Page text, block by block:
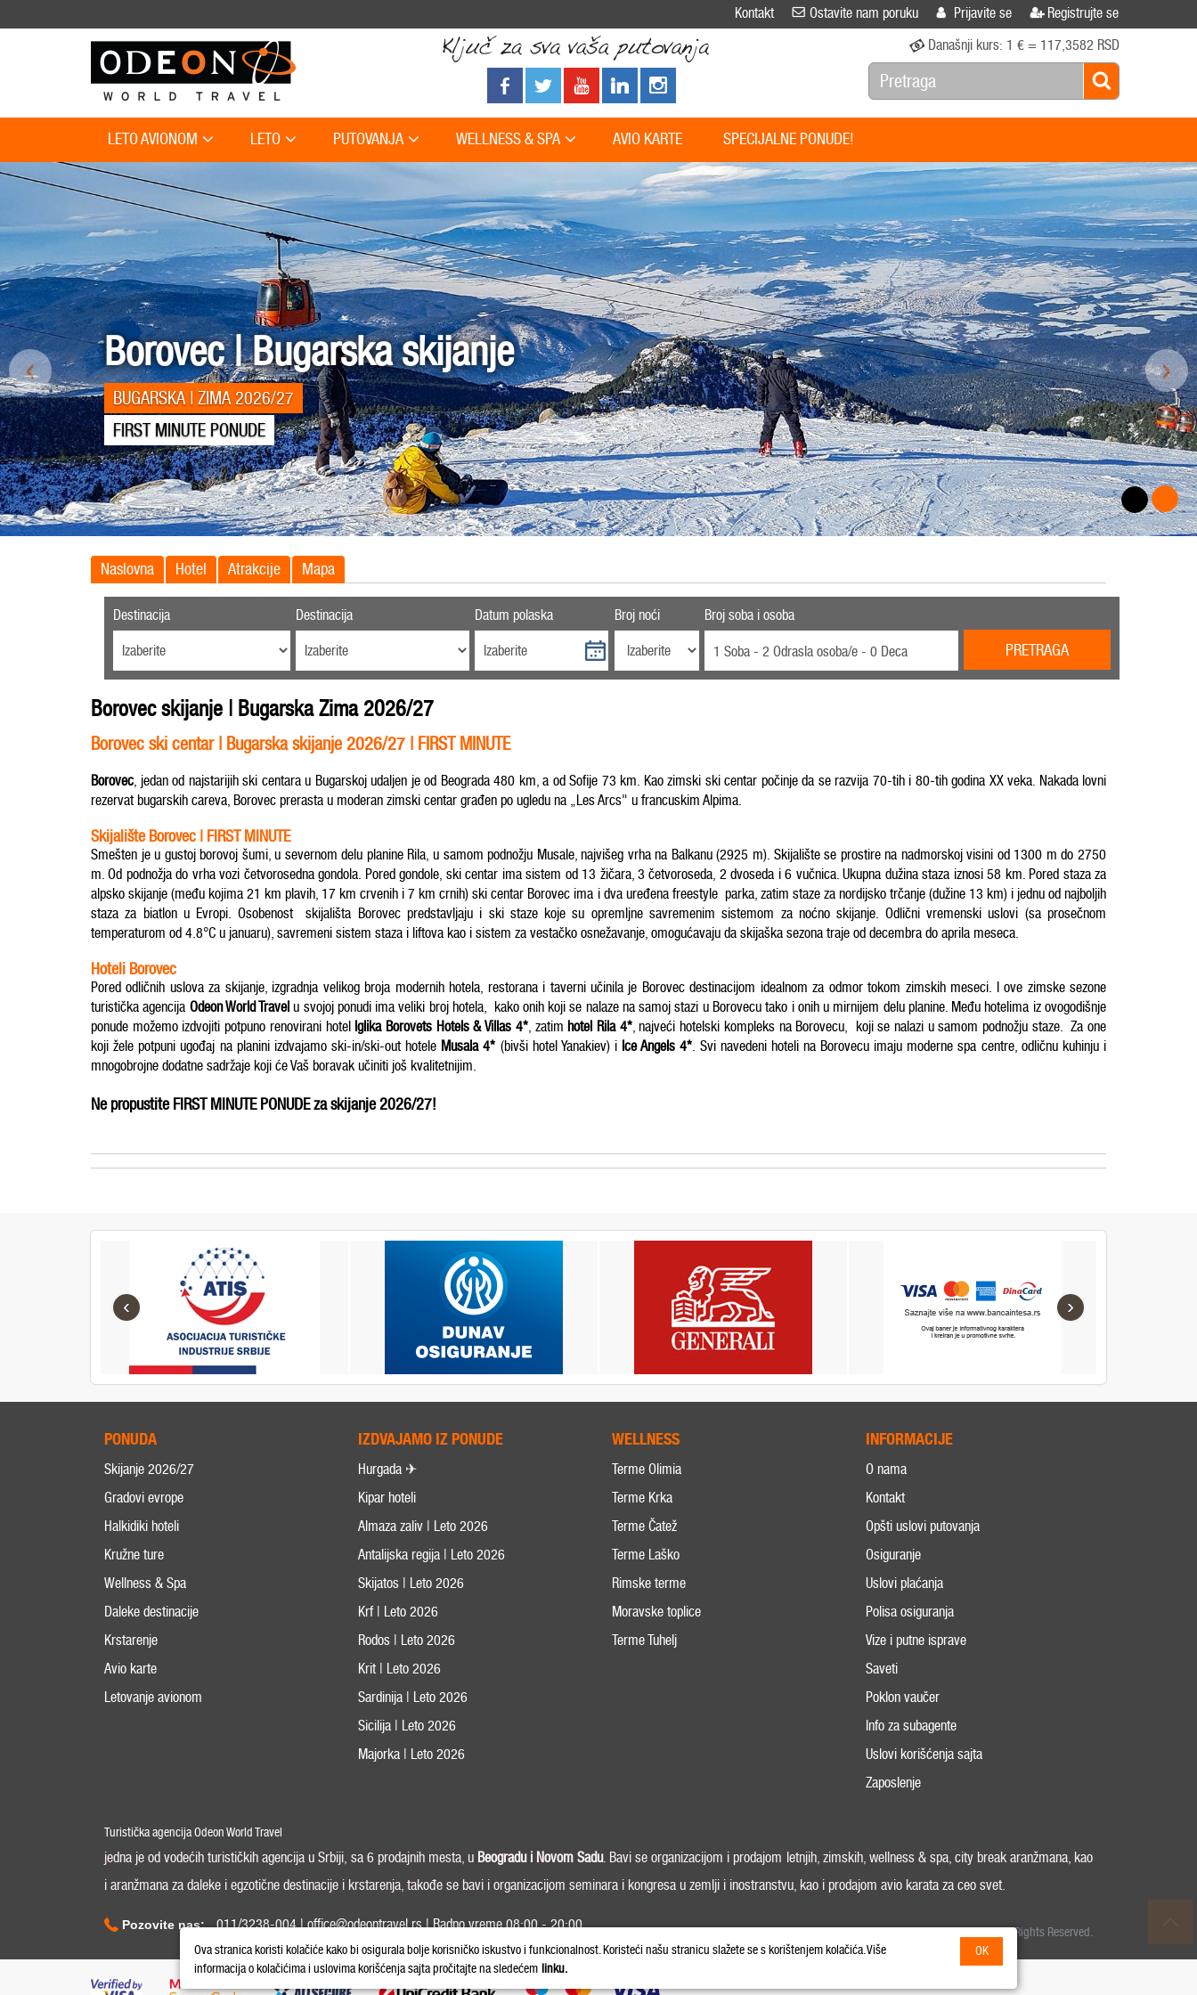
Kontakt Ostavite nam poruku Prijavite se Registrujte se
LETO AVIONOM LETO PUTOVANJA WELLNESS & SPA AVIO KARTE SPECIJALNE PONUDE!
Današnji kurs: 1 € = 117,3582 RSD
Borovec | Bugarska skijanje
BUGARSKA | ZIMA 2026/27
FIRST MINUTE PONUDE
‹ ›
Naslovna Hotel Atrakcije Mapa
Destinacija Destinacija Datum polaska Broj noći Broj soba i osoba
1 Soba - 2 Odrasla osoba/e - 0 Deca PRETRAGA
Borovec skijanje | Bugarska Zima 2026/27
Borovec ski centar | Bugarska skijanje 2026/27 | FIRST MINUTE
Borovec, jedan od najstarijih ski centara u Bugarskoj udaljen je od Beograda 480 km, a od Sofije 73 km. Kao zimski ski centar počinje da se razvija 70-tih i 80-tih godina XX veka. Nakada lovni
rezervat bugarskih careva, Borovec prerasta u moderan zimski centar građen po ugledu na „Les Arcs" u francuskim Alpima.
Skijalište Borovec | FIRST MINUTE
Smešten je u gustoj borovoj šumi, u severnom delu planine Rila, u samom podnožju Musale, najvišeg vrha na Balkanu (2925 m). Skijalište se prostire na nadmorskoj visini od 1300 m do 2750
m. Od podnožja do vrha vozi četvorosedna gondola. Pored gondole, ski centar ima sistem od 13 žičara, 3 četvoroseda, 2 dvoseda i 6 vučnica. Ukupna dužina staza iznosi 58 km. Pored staza za
alpsko skijanje (među kojima 21 km plavih, 17 km crvenih i 7 km crnih) ski centar Borovec ima i dva uređena freestyle parka, zatim staze za nordijsko trčanje (dužine 13 km) i jednu od najboljih
staza za biatlon u Evropi. Osobenost skijališta Borovec predstavljaju i ski staze koje su opremljne savremenim sistemom za noćno skijanje. Odlični vremenski uslovi (sa prosečnom
temperaturom od 4.8°C u januaru), savremeni sistem staza i liftova kao i sistem za vestačko osnežavanje, omogućavaju da skijaška sezona traje od decembra do aprila meseca.
Hoteli Borovec
Pored odličnih uslova za skijanje, izgradnja velikog broja modernih hotela, restorana i taverni učinila je Borovec destinacijom idealnom za odmor tokom zimskih meseci. I ove zimske sezone
turistička agencija Odeon World Travel u svojoj ponudi ima veliki broj hotela, kako onih koji se nalaze na samoj stazi u Borovecu tako i onih u mirnijem delu planine. Među hotelima iz ovogodišnje
ponude možemo izdvojiti potpuno renovirani hotelIglika Borovets Hotels & Villas 4*, zatim hotel Rila 4*, najveći hotelski kompleks na Borovecu, koji se nalazi u samom podnožju staze. Za one
koji žele potpuni ugođaj na planini izdvajamo ski-in/ski-out hotele Musala 4* (bivši hotel Yanakiev) i Ice Angels 4*. Svi navedeni hoteli na Borovecu imaju moderne spa centre, odličnu kuhinju i
mnogobrojne dodatne sadržaje koji će Vaš boravak učiniti još kvalitetnijim.
Ne propustite FIRST MINUTE PONUDE za skijanje 2026/27!
‹ ›
PONUDA
Skijanje 2026/27
Gradovi evrope
Halkidiki hoteli
Kružne ture
Wellness & Spa
Daleke destinacije
Krstarenje
Avio karte
Letovanje avionom
IZDVAJAMO IZ PONUDE
Hurgada ✈
Kipar hoteli
Almaza zaliv | Leto 2026
Antalijska regija | Leto 2026
Skijatos | Leto 2026
Krf | Leto 2026
Rodos | Leto 2026
Krit | Leto 2026
Sardinija | Leto 2026
Sicilija | Leto 2026
Majorka | Leto 2026
WELLNESS
Terme Olimia
Terme Krka
Terme Čatež
Terme Laško
Rimske terme
Moravske toplice
Terme Tuhelj
INFORMACIJE
O nama
Kontakt
Opšti uslovi putovanja
Osiguranje
Uslovi plaćanja
Polisa osiguranja
Vize i putne isprave
Saveti
Poklon vaučer
Info za subagente
Uslovi korišćenja sajta
Zaposlenje
Turistička agencija Odeon World Travel
jedna je od vodećih turističkih agencija u Srbiji, sa 6 prodajnih mesta, u Beogradu i Novom Sadu. Bavi se organizacijom i prodajom letnjih, zimskih, wellness & spa, city break aranžmana, kao
i aranžmana za daleke i egzotične destinacije i krstarenja, takođe se bavi i organizacijom seminara i kongresa u zemlji i inostranstvu, kao i prodajom avio karata za ceo svet.
Pozovite nas: 011/3238-004 | office@odeontravel.rs | Radno vreme 08:00 - 20:00
Copyright © 2026 Odeon World Travel d.o.o MB 20370424. All Rights Reserved.
Ova stranica koristi kolačiće kako bi osigurala bolje korisničko iskustvo i funkcionalnost. Koristeći našu stranicu slažete se s korištenjem kolačića. Više
informacija o kolačićima i uslovima korišćenja sajta pročitajte na sledećem linku.
OK